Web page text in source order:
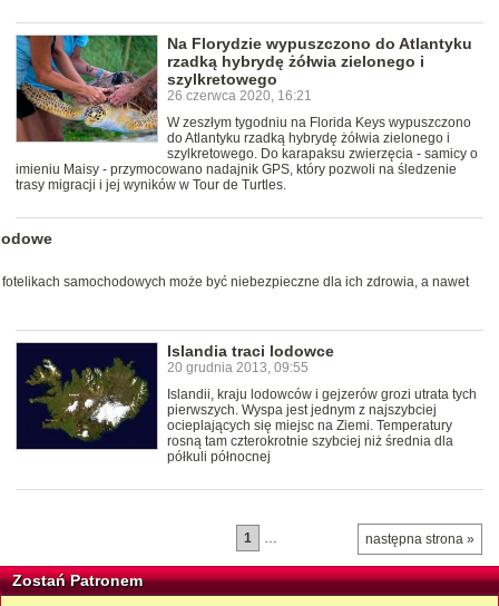
Na Florydzie wypuszczono do Atlantyku
rzadką hybrydę żółwia zielonego i
szylkretowego
26 czerwca 2020, 16:21
W zeszłym tygodniu na Florida Keys wypuszczono
do Atlantyku rzadką hybrydę żółwia zielonego i
szylkretowego. Do karapaksu zwierzęcia - samicy o
imieniu Maisy - przymocowano nadajnik GPS, który pozwoli na śledzenie
trasy migracji i jej wyników w Tour de Turtles.
samochodowych może być niebezpieczne dla ich zdrowia, a nawet
Islandia traci lodowce
20 grudnia 2013, 09:55
Islandii, kraju lodowców i gejzerów grozi utrata tych
pierwszych. Wyspa jest jednym z najszybciej
ocieplających się miejsc na Ziemi. Temperatury
rosną tam czterokrotnie szybciej niż średnia dla
półkuli północnej
następna strona »
1 …
Zostań Patronem